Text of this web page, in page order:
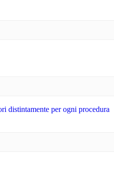
distintamente per ogni procedura